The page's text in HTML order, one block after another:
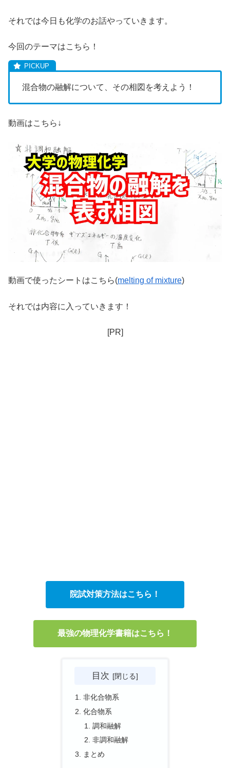
それでは今日も化学のお話やっていきます。
今回のテーマはこちら！
混合物の融解について、その相図を考えよう！
動画はこちら↓
動画で使ったシートはこちら(melting of mixture)
それでは内容に入っていきます！
[PR]
院試対策方法はこちら！
最強の物理化学書籍はこちら！
目次
非化合物系
化合物系
調和融解
非調和融解
まとめ